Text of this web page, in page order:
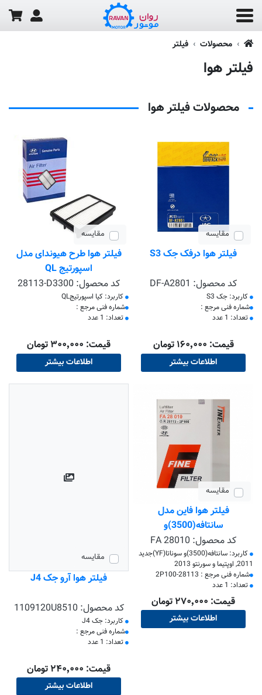
محصولات فیلتر
فیلتر هوا
محصولات فیلتر هوا
مقایسه
فیلتر هوا درفک جک S3
کد محصول: DF-A2801
کاربرد: جک S3
​شماره فنی مرجع :
تعداد: 1 عدد
قیمت: ۱۶۰٬۰۰۰ تومان
اطلاعات بیشتر
مقایسه
فیلتر هوا طرح هیوندای مدل
اسپورتیج QL
کد محصول: 28113-D3300
کاربرد: کیا اسپورتیجQL
​شماره فنی مرجع :
تعداد: 1 عدد
قیمت: ۳۰۰٬۰۰۰ تومان
اطلاعات بیشتر
مقایسه
فیلتر هوا فاین مدل
سانتافه(3500)و
سوناتا(YF)جدید 2011, اپتیما و
سورنتو 2013
کد محصول: FA 28010
کاربرد: سانتافه(3500)و سوناتا(YF)جدید
2011, اوپتیما و سورنتو 2013
​شماره فنی مرجع : 28113-2P100
تعداد: 1 عدد
قیمت: ۲۷۰٬۰۰۰ تومان
اطلاعات بیشتر
مقایسه
فیلتر هوا آرو جک J4
کد محصول: 1109120U8510
کاربرد: جک J4
​شماره فنی مرجع :
تعداد: 1 عدد
قیمت: ۲۴۰٬۰۰۰ تومان
اطلاعات بیشتر